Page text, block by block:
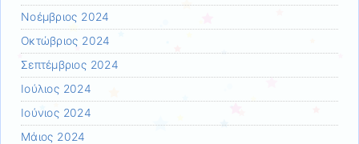
Νοέμβριος 2024
Οκτώβριος 2024
Σεπτέμβριος 2024
Ιούλιος 2024
Ιούνιος 2024
Μάιος 2024